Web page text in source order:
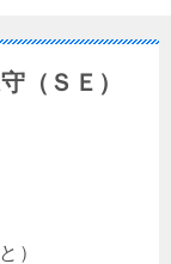
（ＳＥ）
）